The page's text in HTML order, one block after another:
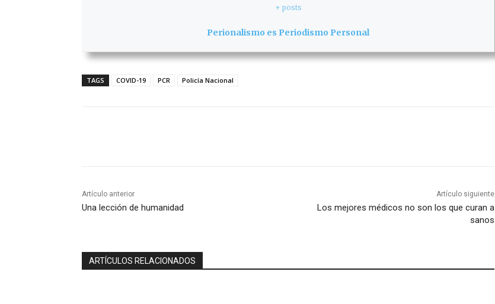
+ posts
Perionalismo es Periodismo Personal
TAGS COVID-19 PCR Policía Nacional
Artículo anterior
Una lección de humanidad
Artículo siguiente
Los mejores médicos no son los que curan a
sanos
ARTÍCULOS RELACIONADOS